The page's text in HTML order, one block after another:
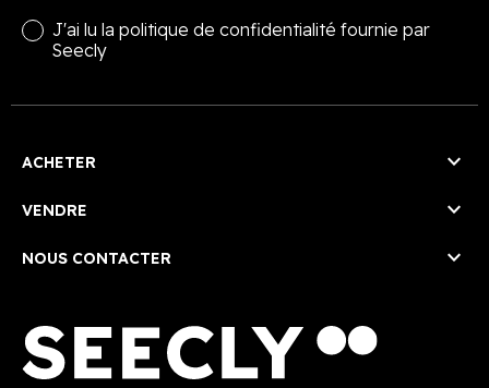
J'ai lu la politique de confidentialité fournie par
Seecly
ACHETER 
VENDRE 
NOUS CONTACTER 